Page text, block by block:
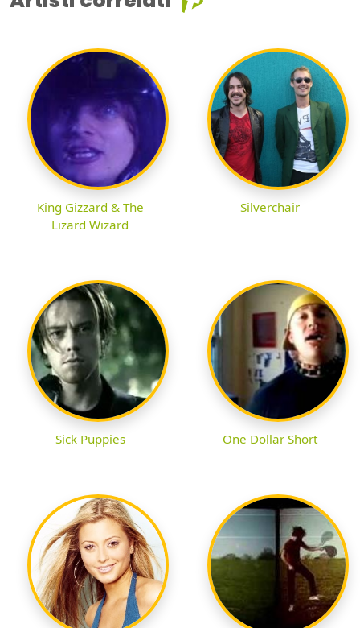
King Gizzard & The
Lizard Wizard
Silverchair
Sick Puppies One Dollar Short